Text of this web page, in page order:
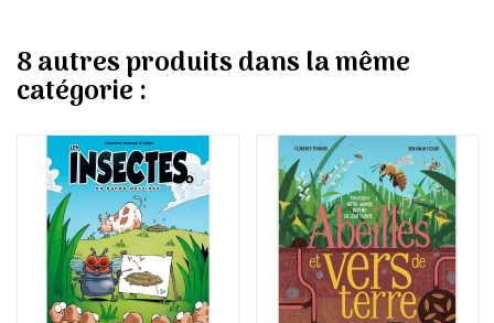
8 autres produits dans la même
catégorie :